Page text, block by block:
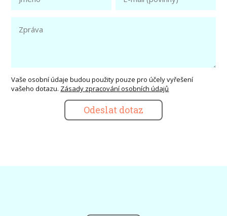
Vaše osobní údaje budou použity pouze pro účely vyřešení
vašeho dotazu. Zásady zpracování osobních údajů
Odeslat dotaz